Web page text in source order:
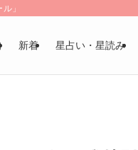
」
新着 星占い・星読み